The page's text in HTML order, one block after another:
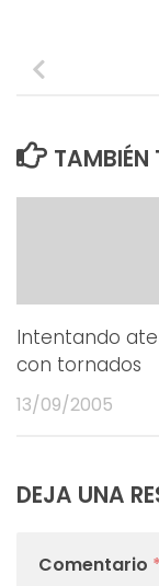
TAMBIÉN
Intentando
con tornados
13/09/2005
DEJA UNA
Comentario *